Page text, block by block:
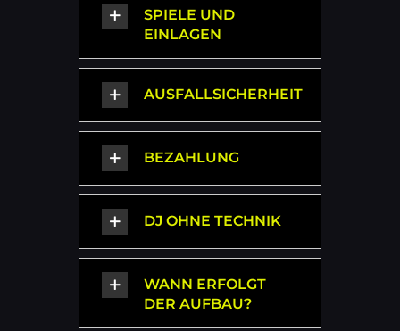
SPIELE UND
EINLAGEN
AUSFALLSICHERHEIT
BEZAHLUNG
DJ OHNE TECHNIK
WANN ERFOLGT
DER AUFBAU?